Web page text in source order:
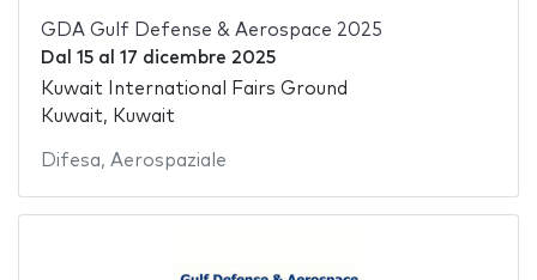
GDA Gulf Defense & Aerospace 2025
Dal 15al 17 dicembre 2025
Kuwait International Fairs Ground
Kuwait, Kuwait
Difesa, Aerospaziale